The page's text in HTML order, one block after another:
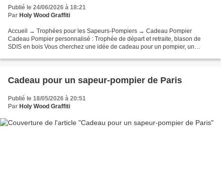
Publié le 24/06/2026 à 18:21
Par Holy Wood Graffiti
Accueil → Trophées pour les Sapeurs-Pompiers → Cadeau Pompier
Cadeau Pompier personnalisé : Trophée de départ et retraite, blason de
SDIS en bois Vous cherchez une idée de cadeau pour un pompier, un
Cadeau pour un sapeur-pompier de Paris
Publié le 18/05/2026 à 20:51
Par Holy Wood Graffiti